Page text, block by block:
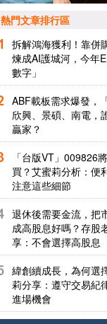
熱門文章排行區
拆解鴻海獲利！靠併
煉成AI護城河，今年
數字」
ABF載板需求爆發，
欣興、景碩、南電，
贏家？
「台版VT」009826
買？艾蜜莉分析：便
注意這些細節
退休後需要金流，把
成高股息好嗎？存股
享：不會選擇高股息
緯創續成長，為何選
莉分享：遵守交易紀
進場機會